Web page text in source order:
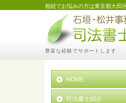
相続でお悩みの方は東京都大田
豊富な経験でサポートします
HOME
司法書士紹介